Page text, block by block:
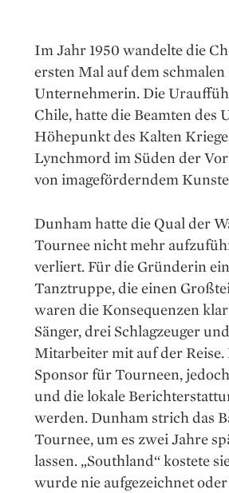
Im Jahr 1950 wandelte die
ersten Mal auf dem
Unternehmerin. Die
Chile, hatte die Beamten
Höhepunkt des Kalten
Lynchmord im Süden der
von imageförderndem
Dunham hatte die Qual der
Tournee nicht mehr
verliert. Für die Gründerin
Tanztruppe, die einen
waren die Konsequenzen
Sänger, drei Schlagzeuger
Mitarbeiter mit auf der
Sponsor für Tourneen,
und die lokale
werden. Dunham strich das
Tournee, um es zwei Jahre
lassen. „Southland“ kostete
wurde nie aufgezeichnet